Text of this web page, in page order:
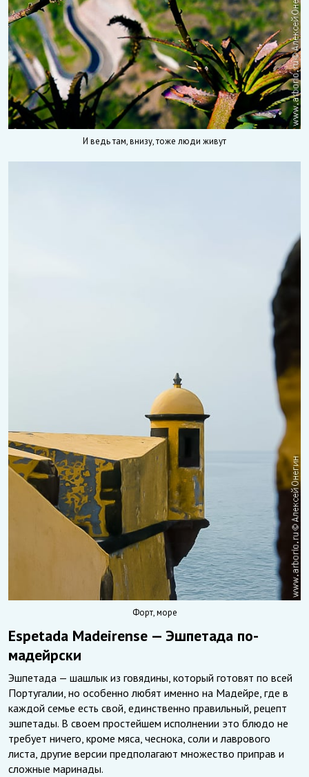
И ведь там, внизу, тоже люди живут
Форт, море
Espetada Madeirense — Эшпетада по-
мадейрски
Эшпетада — шашлык из говядины, который готовят по всей
Португалии, но особенно любят именно на Мадейре, где в
каждой семье есть свой, единственно правильный, рецепт
эшпетады. В своем простейшем исполнении это блюдо не
требует ничего, кроме мяса, чеснока, соли и лаврового
листа, другие версии предполагают множество приправ и
сложные маринады.